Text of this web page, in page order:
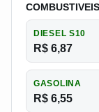
COMBUSTIVEIS
DIESEL S10
R$ 6,87
GASOLINA
R$ 6,55